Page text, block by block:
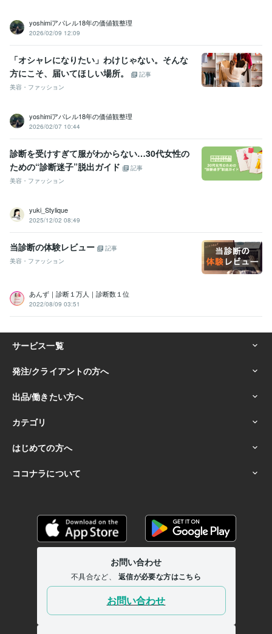
yoshimiアパレル18年の価値観整理
2026/02/09 12:09
「オシャレになりたい」わけじゃない。そんな
方にこそ、届いてほしい場所。
記事
美容・ファッション
yoshimiアパレル18年の価値観整理
2026/02/07 10:44
診断を受けすぎて服がわからない…30代女性の
ための“診断迷子”脱出ガイド
記事
美容・ファッション
yuki_Stylique
2025/12/02 08:49
当診断の体験レビュー
記事
美容・ファッション
あんず｜診断１万人｜診断数１位
2022/08/09 03:51